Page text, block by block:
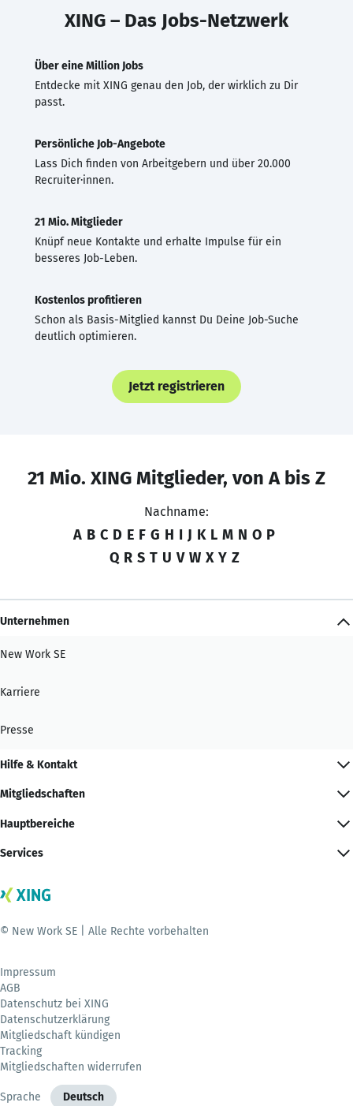
XING – Das Jobs-Netzwerk
Über eine Million Jobs
Entdecke mit XING genau den Job, der wirklich zu Dir
passt.
Persönliche Job-Angebote
Lass Dich finden von Arbeitgebern und über 20.000
Recruiter·innen.
21 Mio. Mitglieder
Knüpf neue Kontakte und erhalte Impulse für ein
besseres Job-Leben.
Kostenlos profitieren
Schon als Basis-Mitglied kannst Du Deine Job-Suche
deutlich optimieren.
Jetzt registrieren
21 Mio. XING Mitglieder, von A bis Z
Nachname:
A B C D E F G H I J K L M N O P
Q R S T U V W X Y Z
Unternehmen
New Work SE
Karriere
Presse
Hilfe & Kontakt
Mitgliedschaften
Hauptbereiche
Services
© New Work SE | Alle Rechte vorbehalten
Impressum
AGB
Datenschutz bei XING
Datenschutzerklärung
Mitgliedschaft kündigen
Tracking
Mitgliedschaften widerrufen
Sprache Deutsch